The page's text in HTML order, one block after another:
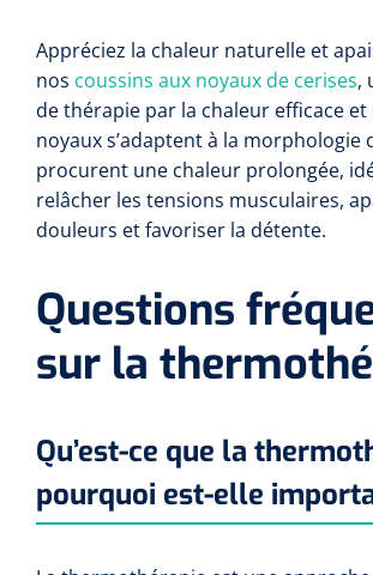
Appréciez la chaleur naturelle et
nos coussins aux noyaux de cerises,
de thérapie par la chaleur efficace et
noyaux s’adaptent à la morphologie
procurent une chaleur prolongée,
relâcher les tensions musculaires,
douleurs et favoriser la détente.
Questions
sur la
Qu’est-ce que la
pourquoi est-elle